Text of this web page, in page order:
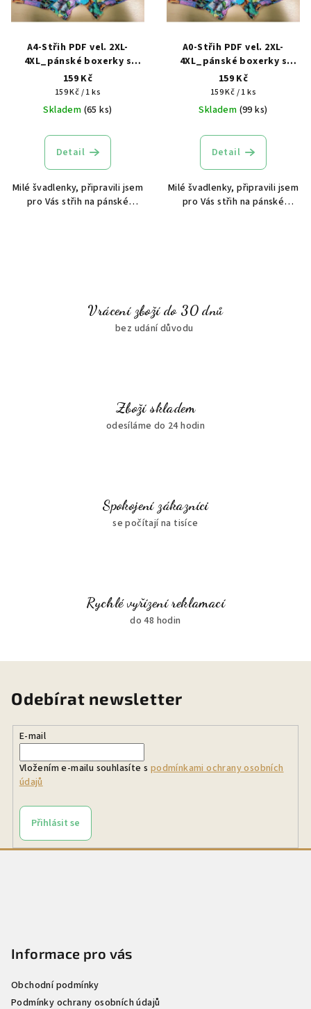
Vrácení zboží do 30 dnů
bez udání důvodu
Zboží skladem
odesíláme do 24 hodin
Spokojení zákazníci
se počítají na tisíce
Rychlé vyřízení reklamací
do 48 hodin
A4-Střih PDF vel. 2XL-
4XL_pánské boxerky s
našívací gumou
159 Kč
Měrná
cena:
159 Kč / 1 ks
Skladem (65 ks)
Detail
Milé švadlenky, připravili jsem
pro Vás střih na pánské
A0-Střih PDF vel. 2XL-
4XL_pánské boxerky s
našívací gumou
159 Kč
Měrná
cena:
159 Kč / 1 ks
Skladem (99 ks)
Detail
Milé švadlenky, připravili jsem
pro Vás střih na pánské
Odebírat newsletter
E-mail
Vložením e-mailu souhlasíte s podmínkami ochrany osobních
údajů
Přihlásit se
Informace pro vás
Obchodní podmínky
Podmínky ochrany osobních údajů